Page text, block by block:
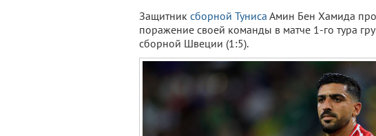
Защитник сборной Туниса Амин Бен Хамида
поражение своей команды в матче 1-го тура
сборной Швеции (1:5).